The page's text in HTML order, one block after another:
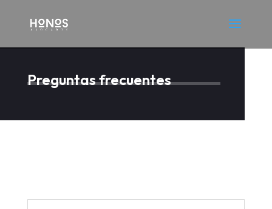
Preguntas frecuentes